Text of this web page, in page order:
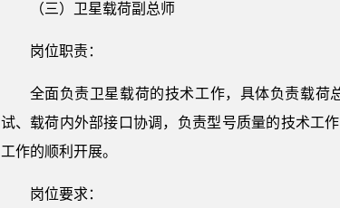
（三）卫星载荷副总师
岗位职责：
全面负责卫星载荷的技术工作，具体负责载荷
试、载荷内外部接口协调，负责型号质量的技术工
工作的顺利开展。
岗位要求：